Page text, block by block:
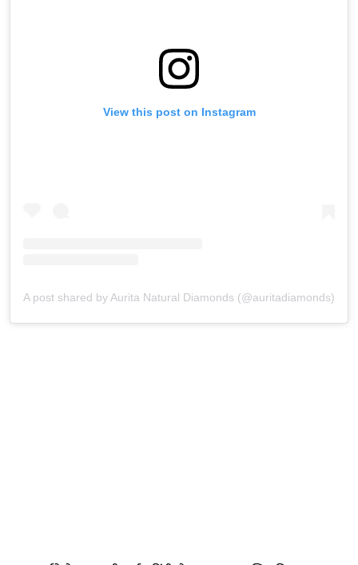
View this post on Instagram
A post shared by Aurita Natural Diamonds (@auritadiamonds)